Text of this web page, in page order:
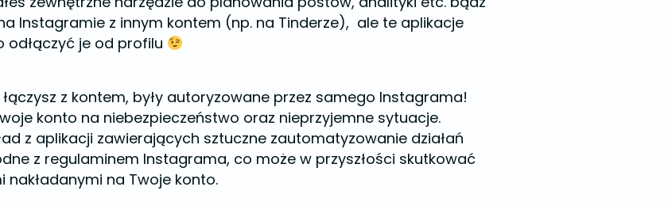
Instagramie z innym kontem (np. na Tinderze), ale te aplikacje
odłączyć je od profilu
z kontem, były autoryzowane przez samego Instagrama!
konto na niebezpieczeństwo oraz nieprzyjemne sytuacje.
z aplikacji zawierających sztuczne zautomatyzowanie działań
z regulaminem Instagrama, co może w przyszłości skutkować
na Twoje konto.